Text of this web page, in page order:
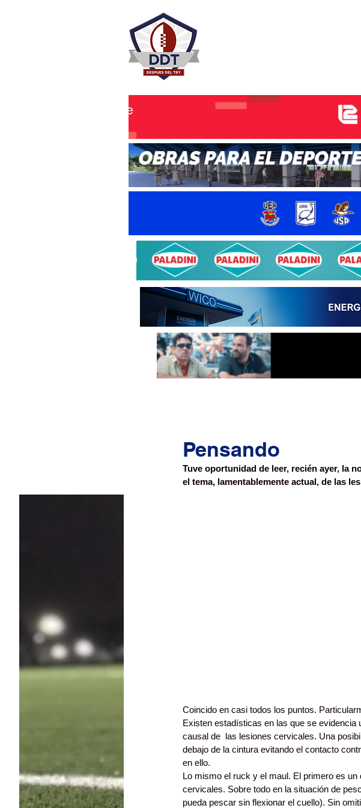
Pensando
Tuve oportunidad de leer, recién ayer, la
el tema, lamentablemente actual, de las
Coincido en casi todos los puntos.
Existen estadísticas en las que se
causal de  las lesiones cervicales. Una
debajo de la cintura evitando el contacto
en ello.
Lo mismo el ruck y el maul. El primero es
cervicales. Sobre todo en la situación de
pueda pescar sin flexionar el cuello). Sin